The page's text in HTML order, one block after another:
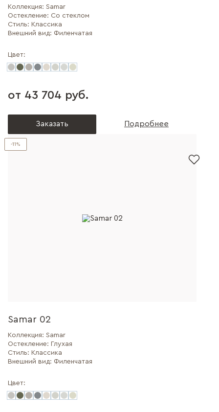
Коллекция: Samar
Остекление: Со стеклом
Стиль: Классика
Внешний вид: Филенчатая
Цвет:
от 43 704 руб.
Заказать Подробнее
-11%
Samar 02
Коллекция: Samar
Остекление: Глухая
Стиль: Классика
Внешний вид: Филенчатая
Цвет: